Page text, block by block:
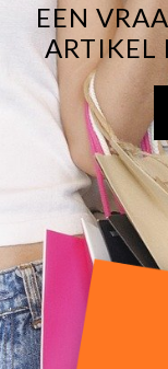
EEN
ARTIKEL